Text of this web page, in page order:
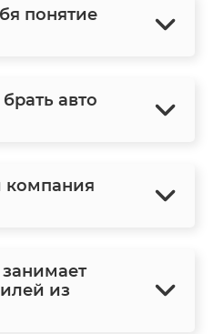
понятие
авто
компания
из